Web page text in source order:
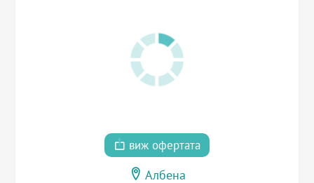
виж офертата
Албена